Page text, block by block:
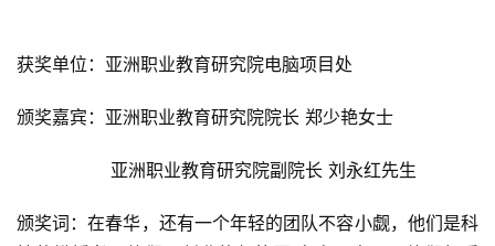
获奖单位：亚洲职业教育研究院电脑项目处
颁奖嘉宾：亚洲职业教育研究院院长 郑少艳女士
亚洲职业教育研究院副院长 刘永红先生
颁奖词：在春华，还有一个年轻的团队不容小觑，他们是科